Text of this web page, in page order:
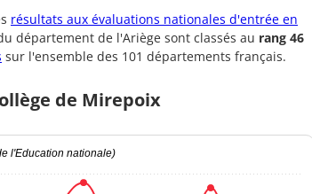
résultats aux évaluations nationales d'entrée en
département de l'Ariège sont classés au rang 46
sur l'ensemble des 101 départements français.
de Mirepoix
l'Education nationale)